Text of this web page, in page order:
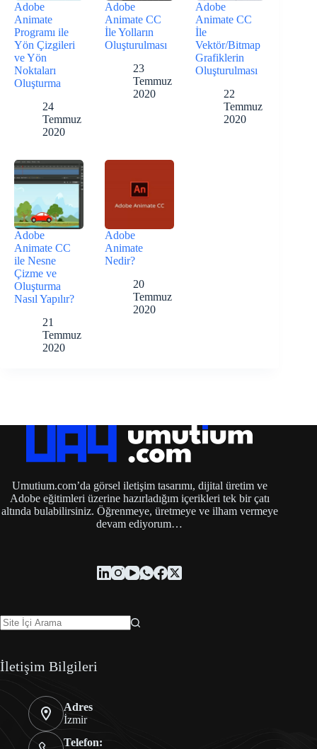
Adobe
Animate
Programı ile
Yön Çizgileri
ve Yön
Noktaları
Oluşturma
24
Temmuz
2020
Adobe
Animate CC
İle Yolların
Oluşturulması
23
Temmuz
2020
Adobe
Animate CC
İle
Vektör/Bitmap
Grafiklerin
Oluşturulması
22
Temmuz
2020
Adobe
Animate CC
ile Nesne
Çizme ve
Oluşturma
Nasıl Yapılır?
21
Temmuz
2020
Adobe
Animate
Nedir?
20
Temmuz
2020
Umutium.com’da görsel iletişim tasarımı, dijital üretim ve
Adobe eğitimleri üzerine hazırladığım içerikleri tek bir çatı
altında bulabilirsiniz. Öğrenmeye, üretmeye ve ilham vermeye
devam ediyorum…
İletişim Bilgileri
Adres
İzmir
Telefon: